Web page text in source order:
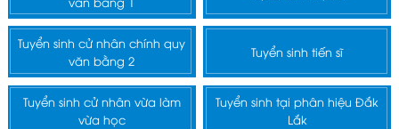
Tuyển sinh cử nhân chính quy
văn bằng 2
Tuyển sinh tiến sĩ
Tuyển sinh cử nhân vừa làm
vừa học
Tuyển sinh tại phân hiệu Đắk
Lắk